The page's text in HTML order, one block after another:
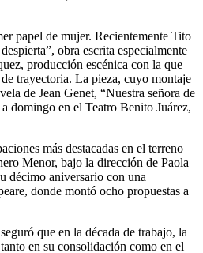
papel de mujer. Recientemente Tito
obra escrita especialmente
producción escénica con la que
trayectoria. La pieza, cuyo montaje
de Jean Genet, “Nuestra señora de
domingo en el Teatro Benito Juárez,
más destacadas en el terreno
Menor, bajo la dirección de Paola
décimo aniversario con una
donde montó ocho propuestas a
que en la década de trabajo, la
en su consolidación como en el